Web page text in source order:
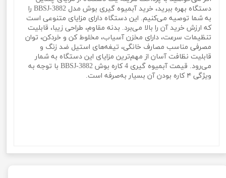
دستگاه بهره ببرید، خرید آبمیوه گیری بوش مدل BBSJ-3882 را
به شما توصیه می‌کنیم. این دستگاه دارای مزایای متنوعی است
که ارزش خرید آن را بالا می‌برد. بدنه مقاوم، طراحی زیبا، قابلیت
تنظیمات سرعت، دارای مخزن آسیاب، مخلوط کن و خردکن، توان
مصرفی مناسب مصارف خانگی، تیغه‌های استیل ضد زنگ و
قابلیت نظافت آسان از مهم‌ترین مزایای این دستگاه به شمار
می‌رود. قیمت آبمیوه گیری 4 کاره بوش BBSJ-3882 با توجه به
ویژگی ۴ کاره بودن آن بسیار به‌صرفه است.